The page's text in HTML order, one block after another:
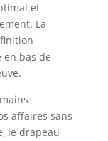
et
La
bas de
affaires sans
le drapeau